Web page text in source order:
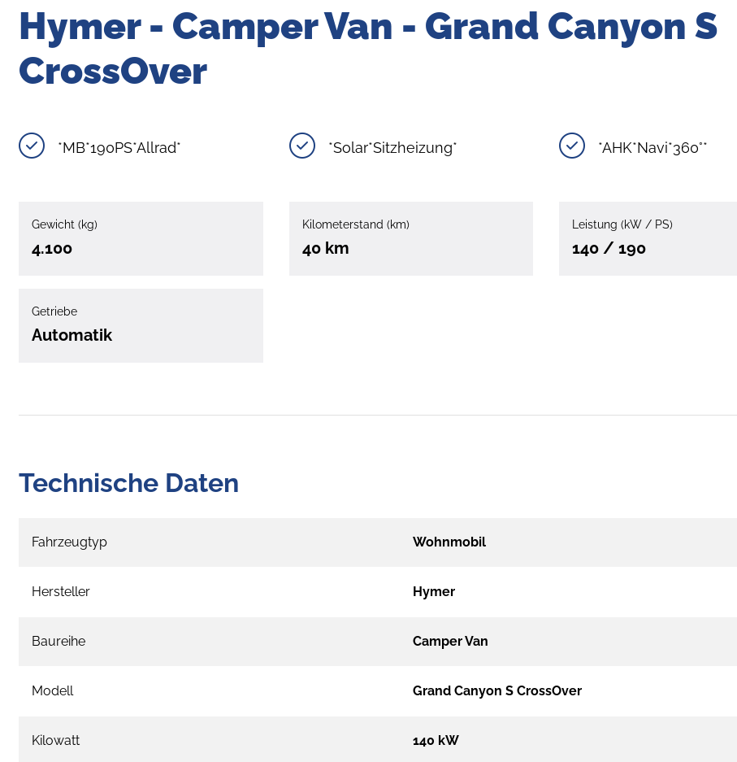
Hymer - Camper Van - Grand Canyon S
CrossOver
*MB*190PS*Allrad* *Solar*Sitzheizung* *AHK*Navi*360°*
Gewicht (kg)
4.100
Kilometerstand (km)
40 km
Leistung (kW / PS)
140 / 190
Getriebe
Automatik
Technische Daten
Fahrzeugtyp Wohnmobil
Hersteller Hymer
Baureihe Camper Van
Modell Grand Canyon S CrossOver
Kilowatt 140 kW